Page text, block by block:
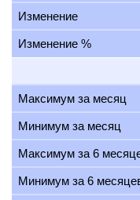
Изменение
Изменение %
Максимум за месяц
Минимум за месяц
Максимум за 6
Минимум за 6